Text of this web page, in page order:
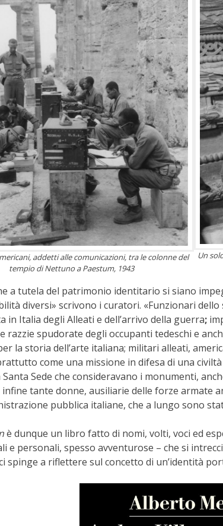
addetti alle comunicazioni, tra le colonne del
tempio di Nettuno a Paestum, 1943
Un
a tutela del patrimonio identitario si siano
diversi» scrivono i curatori. «Funzionari
in Italia degli Alleati e dell’arrivo della guerra;
razzie spudorate degli occupanti tedeschi e
la storia dell’arte italiana; militari alleati,
come una missione in difesa di una
Sede che consideravano i monumenti,
infine tante donne, ausiliarie delle forze armate
pubblica italiane, che a lungo sono
è dunque un libro fatto di nomi, volti, voci ed
e personali, spesso avventurose – che si
spinge a riflettere sul concetto di un’identità